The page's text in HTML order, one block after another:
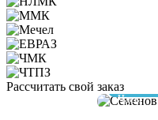
Рассчитать свой заказ